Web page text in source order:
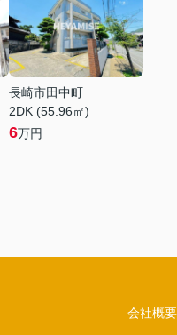
長崎市田中町
2DK (55.96㎡)
6万円
会社概要